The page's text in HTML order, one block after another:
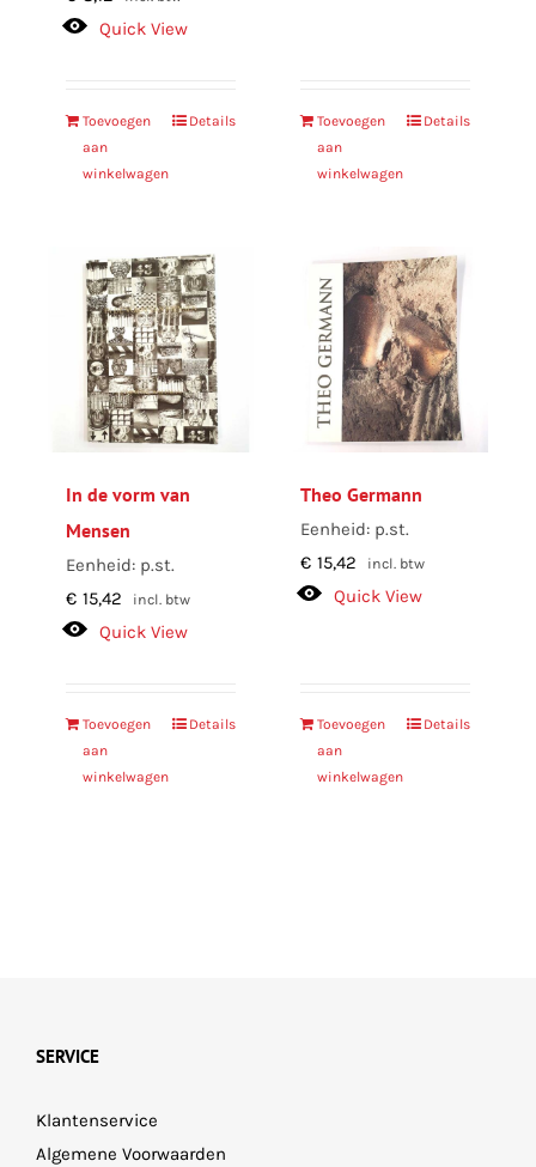
Quick View
Toevoegen
aan
winkelwagen
Details
Toevoegen
aan
winkelwagen
Details
In de vorm van
Mensen
Eenheid: p.st.
€ 15,42 incl. btw
Quick View
Toevoegen
aan
winkelwagen
Details
Theo Germann
Eenheid: p.st.
€ 15,42 incl. btw
Quick View
Toevoegen
aan
winkelwagen
Details
SERVICE
Klantenservice
Algemene Voorwaarden